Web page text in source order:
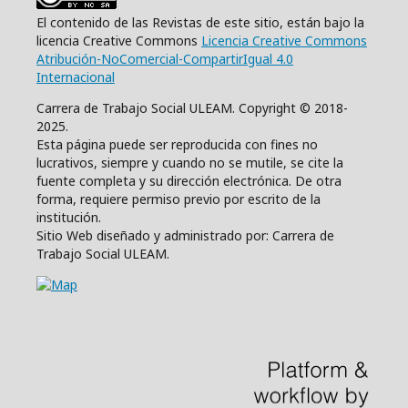
El contenido de las Revistas de este sitio, están bajo la
licencia Creative Commons Licencia Creative Commons
Atribución-NoComercial-CompartirIgual 4.0
Internacional
Carrera de Trabajo Social ULEAM. Copyright © 2018-
2025.
Esta página puede ser reproducida con fines no
lucrativos, siempre y cuando no se mutile, se cite la
fuente completa y su dirección electrónica. De otra
forma, requiere permiso previo por escrito de la
institución.
Sitio Web diseñado y administrado por: Carrera de
Trabajo Social ULEAM.